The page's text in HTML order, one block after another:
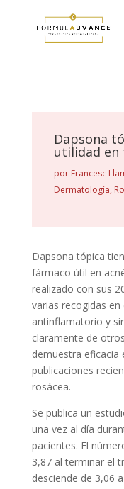
Dapsona
utilidad en
por Francesc
Dermatología,
Dapsona tópica
fármaco útil en
realizado con sus
varias recogidas
antinflamatorio y
claramente de
demuestra eficacia
publicaciones
rosácea.
Se publica un
una vez al día
pacientes. El
3,87 al terminar el
desciende de 3,06